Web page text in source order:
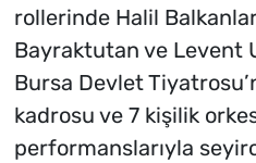
rollerinde Halil
Bayraktutan ve Levent
Bursa Devlet
kadrosu ve 7 kişilik
performanslarıyla